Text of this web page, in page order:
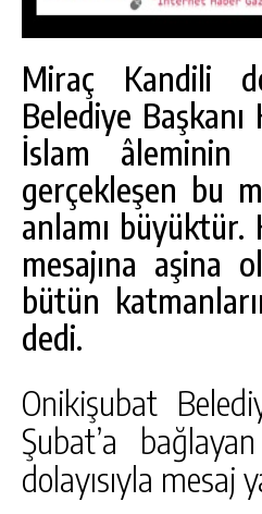
Miraç Kandili
Belediye
İslam âleminin
gerçekleşen bu
anlamı
mesajına aşina
bütün
dedi.
Onikişubat
Şubat’a
dolayısıyla mesaj
GÜNLÜK
GÖKSUN HAFIZLIK
ÖĞRENCILERINE